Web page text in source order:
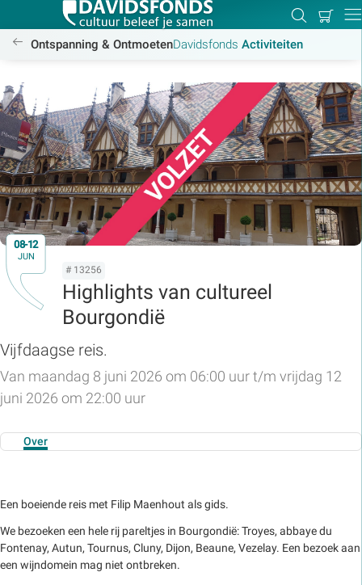
Zoeken
Mijn
/activiteiten
Ontspanning & OntmoetenDavidsfonds Activiteiten
08-12
JUN
# 13256
Highlights van cultureel
Bourgondië
Vijfdaagse reis.
Van maandag 8 juni 2026 om 06:00 uur t/m vrijdag 12
juni 2026 om 22:00 uur
Over
Een boeiende reis met Filip Maenhout als gids.
We bezoeken een hele rij pareltjes in Bourgondië: Troyes, abbaye du
Fontenay, Autun, Tournus, Cluny, Dijon, Beaune, Vezelay. Een bezoek aan
een wijndomein mag niet ontbreken.
Zoek:
Zoeken